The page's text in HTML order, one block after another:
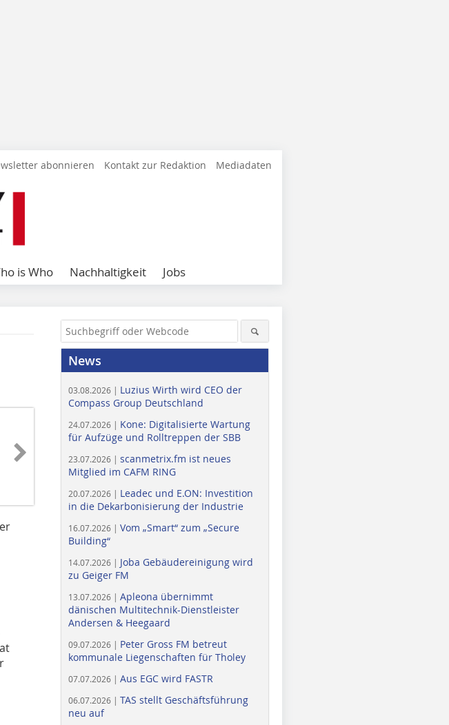
abonnieren Kontakt zur Redaktion Mediadaten
is Who Nachhaltigkeit Jobs
News
03.08.2026 | Luzius Wirth wird CEO der
Compass Group Deutschland
24.07.2026 | Kone: Digitalisierte Wartung
für Aufzüge und Rolltreppen der SBB
23.07.2026 | scanmetrix.fm ist neues
Mitglied im CAFM RING
20.07.2026 | Leadec und E.ON: Investition
in die Dekarbonisierung der Industrie
16.07.2026 | Vom „Smart“ zum „Secure
Building“
14.07.2026 | Joba Gebäudereinigung wird
zu Geiger FM
13.07.2026 | Apleona übernimmt
dänischen Multitechnik-Dienstleister
Andersen & Heegaard
09.07.2026 | Peter Gross FM betreut
kommunale Liegenschaften für Tholey
07.07.2026 | Aus EGC wird FASTR
06.07.2026 | TAS stellt Geschäftsführung
neu auf